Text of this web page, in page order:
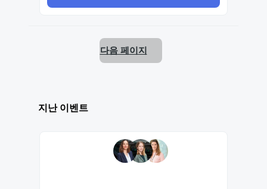
다음 페이지
지난 이벤트